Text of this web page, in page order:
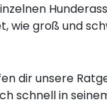
wie groß und
dir unsere
schnell in